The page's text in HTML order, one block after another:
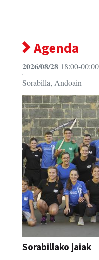
Agenda
2026/08/28 18:00-00:00
Sorabilla, Andoain
Sorabillako jaiak